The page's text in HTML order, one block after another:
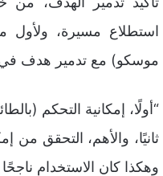
استطلاع مسيرة، ولأول
موسكو) مع تدمير هدف
“أولًا، إمكانية التحكم
وهكذا كان الاستخدام